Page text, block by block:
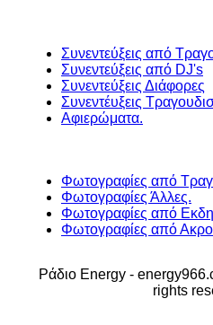
Συνεντεύξεις από
Συνεντεύξεις από DJ's
Συνεντεύξεις Διάφορες
Συνεντέυξεις
Αφιερώματα.
Φωτογραφίες από
Φωτογραφίες Άλλες.
Φωτογραφίες από
Φωτογραφίες από
Ράδιο Energy -
rights